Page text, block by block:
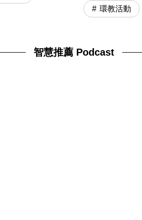
環教活動
智慧推薦 Podcast